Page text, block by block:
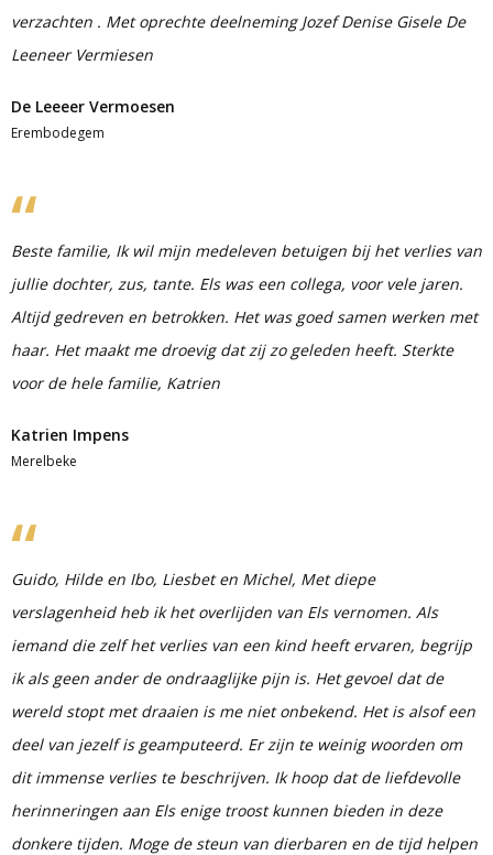
verzachten . Met oprechte deelneming Jozef Denise Gisele De
Leeneer Vermiesen
De Leeeer Vermoesen
Erembodegem
Beste familie, Ik wil mijn medeleven betuigen bij het verlies van
jullie dochter, zus, tante. Els was een collega, voor vele jaren.
Altijd gedreven en betrokken. Het was goed samen werken met
haar. Het maakt me droevig dat zij zo geleden heeft. Sterkte
voor de hele familie, Katrien
Katrien Impens
Merelbeke
Guido, Hilde en Ibo, Liesbet en Michel, Met diepe
verslagenheid heb ik het overlijden van Els vernomen. Als
iemand die zelf het verlies van een kind heeft ervaren, begrijp
ik als geen ander de ondraaglijke pijn is. Het gevoel dat de
wereld stopt met draaien is me niet onbekend. Het is alsof een
deel van jezelf is geamputeerd. Er zijn te weinig woorden om
dit immense verlies te beschrijven. Ik hoop dat de liefdevolle
herinneringen aan Els enige troost kunnen bieden in deze
donkere tijden. Moge de steun van dierbaren en de tijd helpen